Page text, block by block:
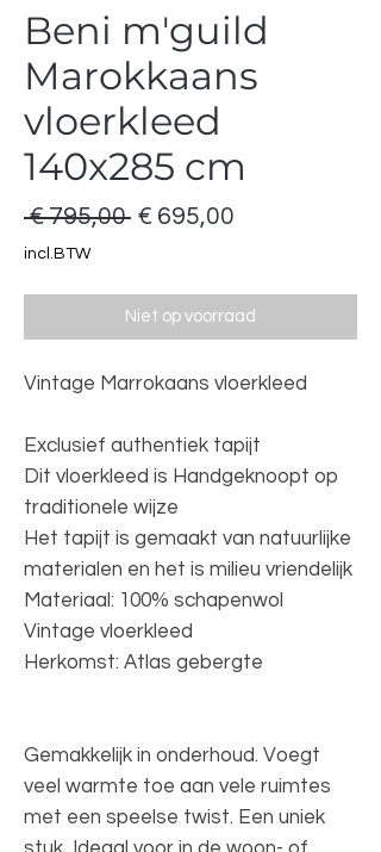
Beni m'guild
Marokkaans
vloerkleed
140x285 cm
€ 795,00 Normale
€ 695,00
incl.BTW
Niet op voorraad
Vintage Marrokaans vloerkleed
Exclusief authentiek tapijt
Dit vloerkleed is Handgeknoopt op
traditionele wijze
Het tapijt is gemaakt van natuurlijke
materialen en het is milieu vriendelijk
Materiaal: 100% schapenwol
Vintage vloerkleed
Herkomst: Atlas gebergte
Gemakkelijk in onderhoud. Voegt
veel warmte toe aan vele ruimtes
met een speelse twist. Een uniek